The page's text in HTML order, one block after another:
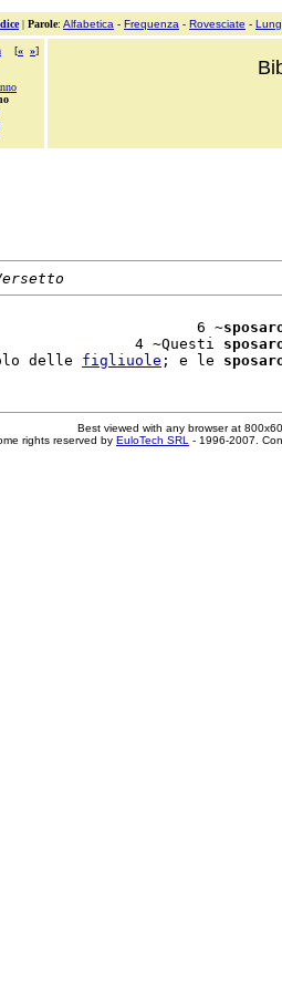
| Parole: Alfabetica - Frequenza - Rovesciate -
[« »]
6 ~
4 ~Questi
delle figliuole ; e le
Best viewed with any browser at
rights reserved by EuloTech SRL - 1996-2007.